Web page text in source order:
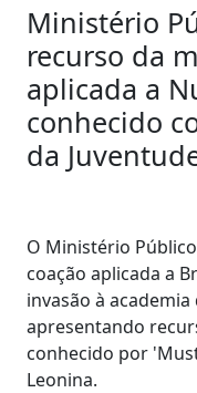
Ministério
recurso da
aplicada a
conhecido
da
O Ministério
coação aplicada a
invasão à
apresentando
conhecido por
Leonina.